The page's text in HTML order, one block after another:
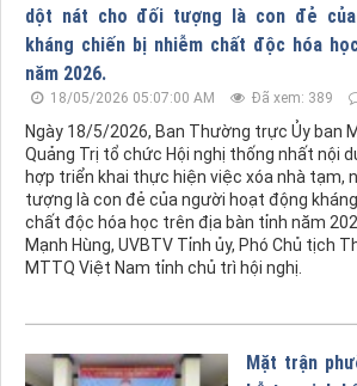
dột nát cho đối tượng là con đẻ
kháng chiến bị nhiễm chất độc hóa
năm 2026.
18/05/2026 05:07:00 AM Đã xem: 389
Ngày 18/5/2026, Ban Thường trực Ủy ban
Quảng Trị tổ chức Hội nghị thống nhất nội
hợp triển khai thực hiện việc xóa nhà tạm,
tượng là con đẻ của người hoạt động
chất độc hóa học trên địa bàn tỉnh năm
Mạnh Hùng, UVBTV Tỉnh ủy, Phó Chủ tịch
MTTQ Việt Nam tỉnh chủ trì hội nghị.
Mặt trận